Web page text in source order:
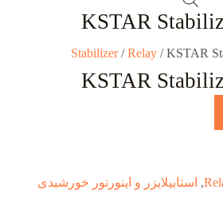
KSTAR
Stabilizer/Relay / KSTAR
KSTAR
, استابیلایزر و اینورتور خورشیدی